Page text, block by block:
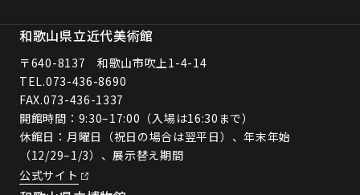
和歌山県立近代美術館
〒640-8137 和歌山市吹上1-4-14
TEL.073-436-8690
FAX.073-436-1337
開館時間：9:30–17:00（入場は16:30まで）
休館日：月曜日（祝日の場合は翌平日）、年末年始
（12/29–1/3）、展示替え期間
公式サイト